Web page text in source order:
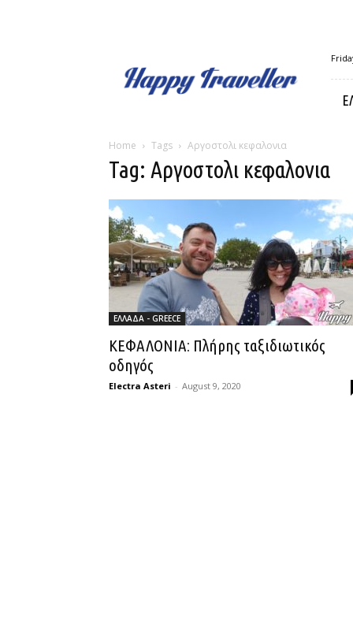
Traveller
Home Tags Αργοστολι κεφαλονια
Tag: Αργοστολι κεφαλονια
ΕΛΛΑΔΑ - GREECE
ΚΕΦΑΛΟΝΙΑ: Πλήρης ταξιδιωτικός
οδηγός
Electra Asteri - August 9, 2020